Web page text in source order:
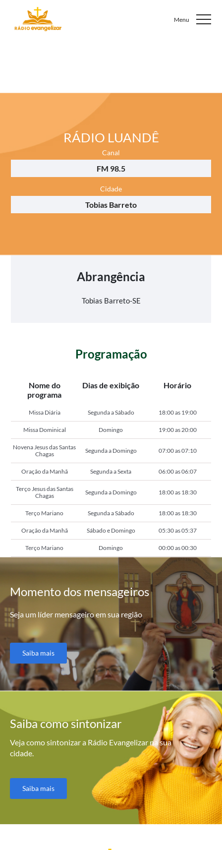
RÁDIO LUANDÊ
Canal
FM 98.5
Cidade
Tobias Barreto
Abrangência
Tobias Barreto-SE
Programação
Nome do
programa
Dias de exibição Horário
Missa Diária Segunda a Sábado 18:00 as 19:00
Missa Dominical Domingo 19:00 as 20:00
Novena Jesus das Santas
Chagas
Segunda a Domingo 07:00 as 07:10
Oração da Manhã Segunda a Sexta 06:00 as 06:07
Terço Jesus das Santas
Chagas
Segunda a Domingo 18:00 as 18:30
Terço Mariano Segunda a Sábado 18:00 as 18:30
Oração da Manhã Sábado e Domingo 05:30 as 05:37
Terço Mariano Domingo 00:00 as 00:30
Momentodos mensageiros
Seja um líder mensageiro em sua região
Saiba mais
Saiba comosintonizar
Veja como sintonizar a Rádio Evangelizar na sua
cidade.
Saiba mais